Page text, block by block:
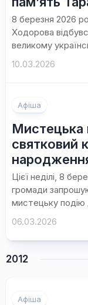
8 березня 2026
Ходорова
великому
10.03.2026
Афіша
Мистецька
святковий
Цієї неділі, 8
громади
мистецьку подію
06.03.2026
2012
Афіша